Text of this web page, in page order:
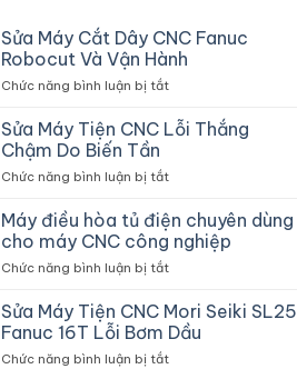
Sửa Máy Cắt Dây CNC Fanuc
Robocut Và Vận Hành
Chức năng bình luận bị tắtở
Máy
Cắt
CNC
Robocut
Và
Vận
Hành
Sửa Máy Tiện CNC Lỗi Thắng
Chậm Do Biến Tần
Chức năng bình luận bị tắtở
Máy
CNC
Lỗi
Chậm
Do
Tần
Máy điều hòa tủ điện chuyên dùng
cho máy CNC công nghiệp
Chức năng bình luận bị tắtở
điều
hòa
tủ
điện
Sửa Máy Tiện CNC Mori Seiki SL25
Fanuc 16T Lỗi Bơm Dầu
Chức năng bình luận bị tắtở